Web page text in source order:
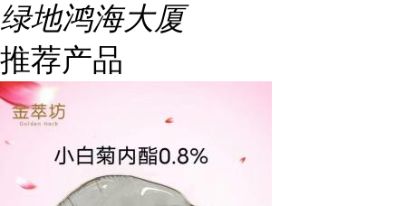
绿地鸿海大厦
推荐产品